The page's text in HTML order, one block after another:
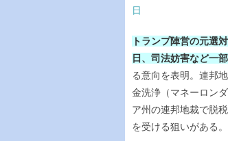
日
トランプ陣営の元選
日、司法妨害など一
る意向を表明。連邦
金洗浄（マネーロン
ア州の連邦地裁で脱
を受ける狙いがある。